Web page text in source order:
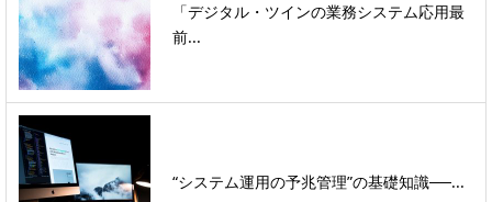
「デジタル・ツインの業務システム応用最
前...
“システム運用の予兆管理”の基礎知識──...